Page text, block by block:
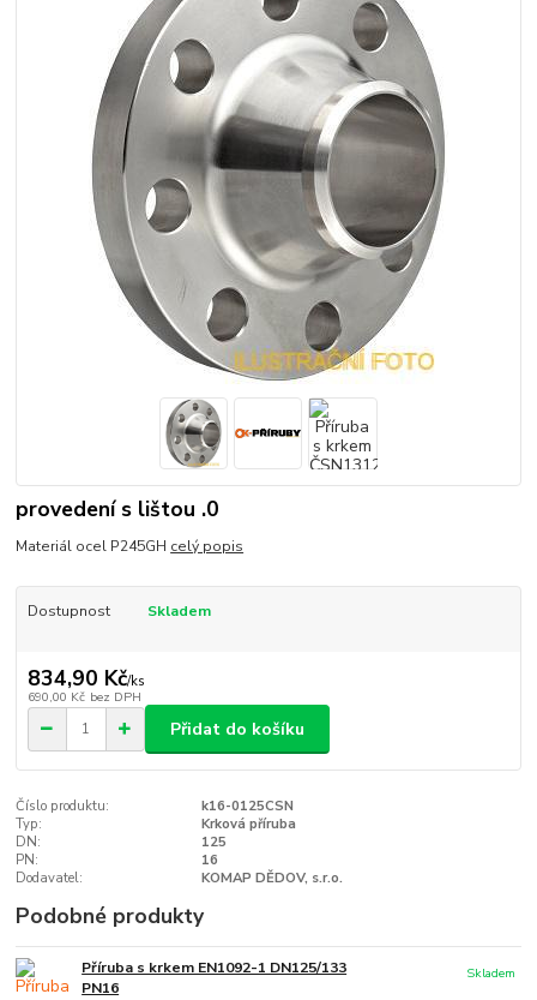
provedení s lištou .0
Materiál ocel P245GH celý popis
Dostupnost Skladem
834,90 Kč/ks
690,00 Kč bez DPH
Přidat do košíku
Číslo produktu:
k16-0125CSN
Typ:
Krková příruba
DN:
125
PN:
16
Dodavatel:
KOMAP DĚDOV, s.r.o.
Podobné produkty
Příruba s krkem EN1092-1 DN125/133
PN16
Skladem